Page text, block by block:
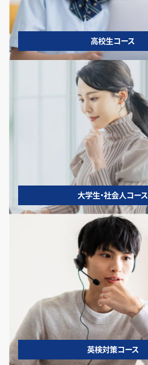
高校生コース
大学生・社会人コース
英検対策コース